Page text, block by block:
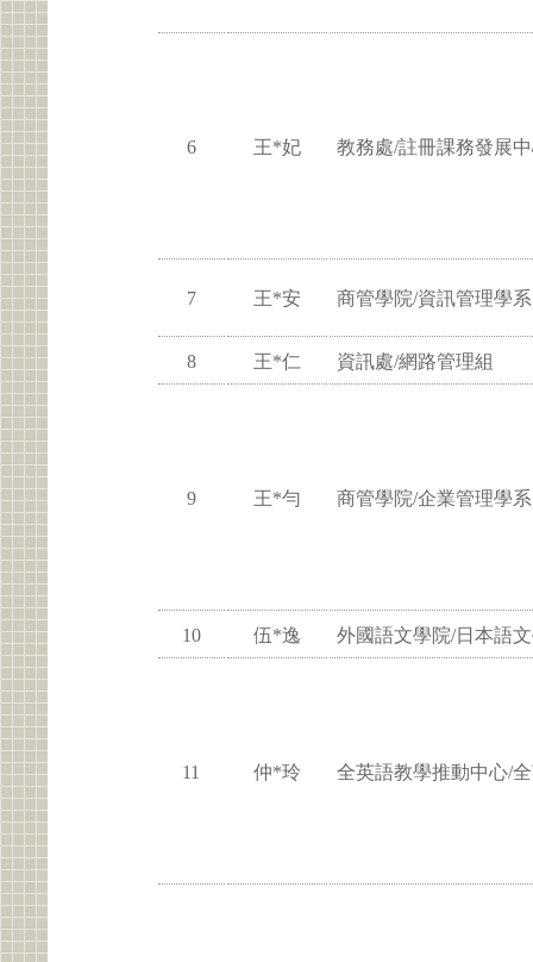
6 王*妃 教務處/註冊課務發展
7 王*安 商管學院/資訊管理學系
8 王*仁 資訊處/網路管理組
9 王*勻 商管學院/企業管理學系
10 伍*逸 外國語文學院/日本語
11 仲*玲 全英語教學推動中心/